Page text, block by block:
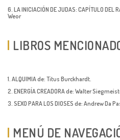
6. LA INICIACIÓN DE JUDAS: CAPÍTULO DEL
Weor
LIBROS
1. ALQUIMIA de: Titus Burckhardt.
2. ENERGÍA CREADORA de: Walter
3. SEXO PARA LOS DIOSES de: Andrew Da
MENÚ DE